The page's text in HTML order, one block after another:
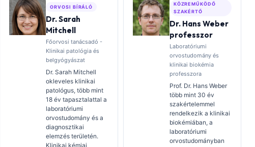
ORVOSI BÍRÁLÓ
Dr. Sarah
Mitchell
Főorvosi tanácsadó -
Klinikai patológia és
belgyógyászat
Dr. Sarah Mitchell
okleveles klinikai
patológus, több mint
18 év tapasztalattal a
laboratóriumi
orvostudomány és a
diagnosztikai
elemzés területén.
Klinikai kémiai
KÖZREMŰKÖDŐ
SZAKÉRTŐ
Dr. Hans Weber
professzor
Laboratóriumi
orvostudomány és
klinikai biokémia
professzora
Prof. Dr. Hans Weber
több mint 30 év
szakértelemmel
rendelkezik a klinikai
biokémiában, a
laboratóriumi
orvostudományban